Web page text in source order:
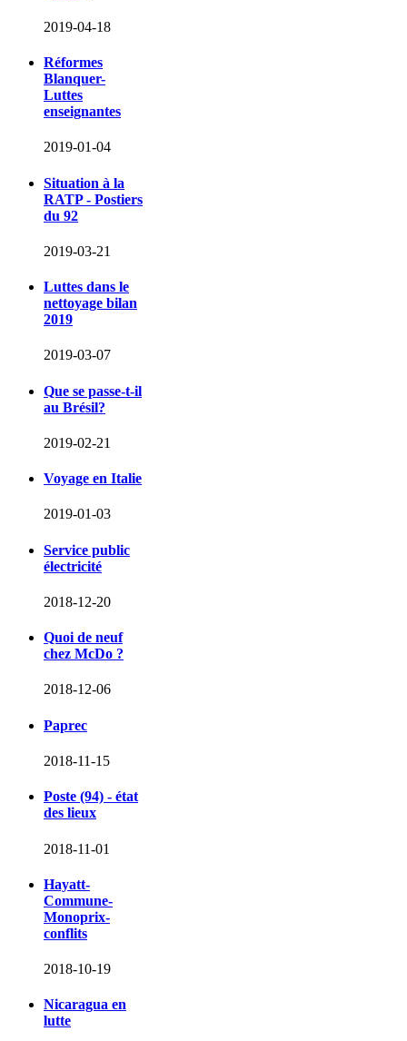
2019-04-18
Réformes
Blanquer-
Luttes
enseignantes
2019-01-04
Situation à la
RATP - Postiers
du 92
2019-03-21
Luttes dans le
nettoyage bilan
2019
2019-03-07
Que se passe-t-il
au Brésil?
2019-02-21
Voyage en Italie
2019-01-03
Service public
électricité
2018-12-20
Quoi de neuf
chez McDo ?
2018-12-06
Paprec
2018-11-15
Poste (94) - état
des lieux
2018-11-01
Hayatt-
Commune-
Monoprix-
conflits
2018-10-19
Nicaragua en
lutte